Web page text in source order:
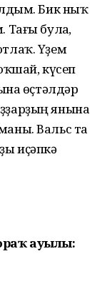
Бик ныҡ
булһа,
Үҙем
күсеп
өҫтәлдәр
янына
Вальс та
иҫәпкә
ауылы: